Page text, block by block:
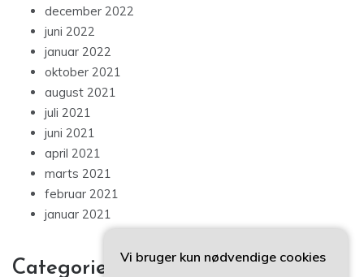
december 2022
juni 2022
januar 2022
oktober 2021
august 2021
juli 2021
juni 2021
april 2021
marts 2021
februar 2021
januar 2021
Categories
Vi bruger kun nødvendige cookies